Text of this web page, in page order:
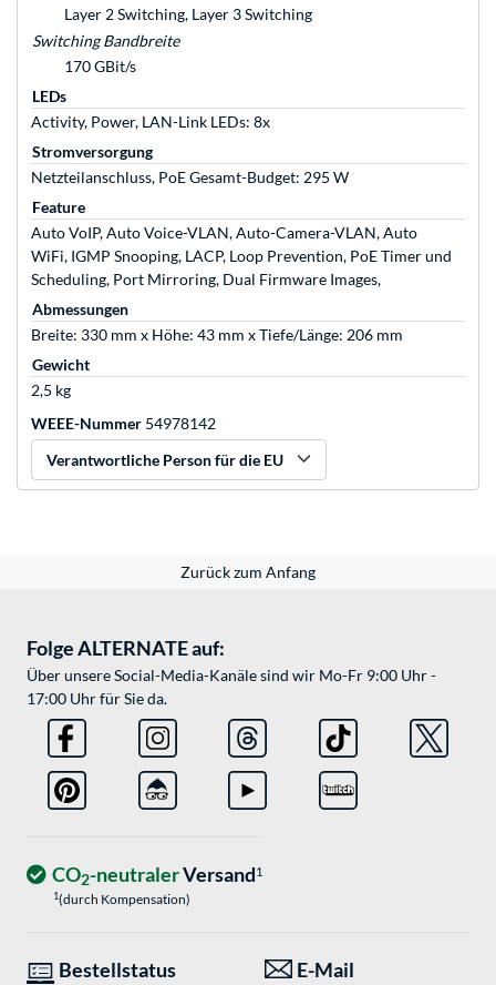
Layer 2 Switching, Layer 3 Switching
Switching Bandbreite
170 GBit/s
LEDs
Activity, Power, LAN-Link LEDs: 8x
Stromversorgung
Netzteilanschluss, PoE Gesamt-Budget: 295 W
Feature
Auto VoIP, Auto Voice-VLAN, Auto-Camera-VLAN, Auto
WiFi, IGMP Snooping, LACP, Loop Prevention, PoE Timer und
Scheduling, Port Mirroring, Dual Firmware Images,
Abmessungen
Breite: 330 mm x Höhe: 43 mm x Tiefe/Länge: 206 mm
Gewicht
2,5 kg
WEEE-Nummer 54978142
Verantwortliche Person für die EU
Zurück zum Anfang
Folge ALTERNATE auf:
Über unsere Social-Media-Kanäle sind wir Mo-Fr 9:00 Uhr -
17:00 Uhr für Sie da.
CO2-neutralerVersand1
1(durch Kompensation)
Bestellstatus E-Mail